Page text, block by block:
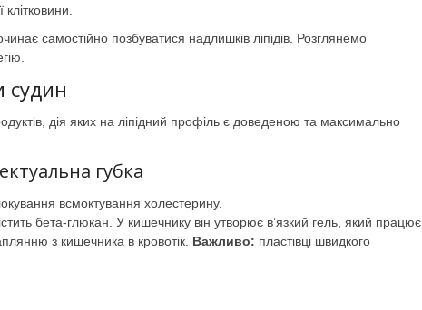
клітковини.
самостійно позбуватися надлишків ліпідів. Розглянемо
судин
дія яких на ліпідний профіль є доведеною та максимально
губка
всмоктування холестерину.
бета-глюкан. У кишечнику він утворює в’язкий гель, який працює
з кишечника в кровотік. Важливо: пластівці швидкого